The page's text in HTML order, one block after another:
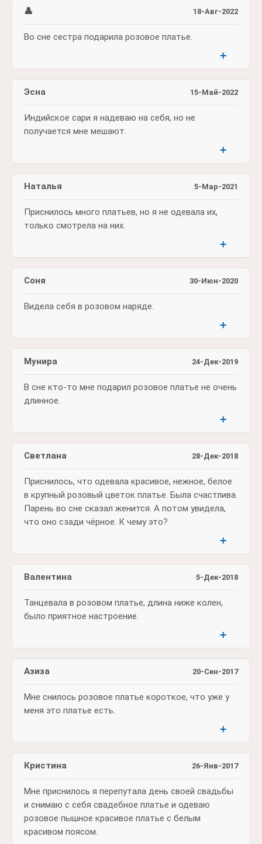
18-Авг-2022
👤
Во сне сестра подарила розовое платье.
➕
15-Май-2022
Эсна
Индийское сари я надеваю на себя, но не
получается мне мешают.
➕
5-Мар-2021
Наталья
Приснилось много платьев, но я не одевала их,
только смотрела на них.
➕
30-Июн-2020
Соня
Видела себя в розовом наряде.
➕
24-Дек-2019
Мунира
В сне кто-то мне подарил розовое платье не очень
длинное.
➕
28-Дек-2018
Светлана
Приснилось, что одевала красивое, нежное, белое
в крупный розовый цветок платье. Была счастлива.
Парень во сне сказал женится. А потом увидела,
что оно сзади чёрное. К чему это?
➕
5-Дек-2018
Валентина
Танцевала в розовом платье, длина ниже колен,
было приятное настроение.
➕
20-Сен-2017
Азиза
Мне снилось розовое платье короткое, что уже у
меня это платье есть.
➕
26-Янв-2017
Кристина
Мне приснилось я перепутала день своей свадьбы
и снимаю с себя свадебное платье и одеваю
розовое пышное красивое платье с белым
красивом поясом.